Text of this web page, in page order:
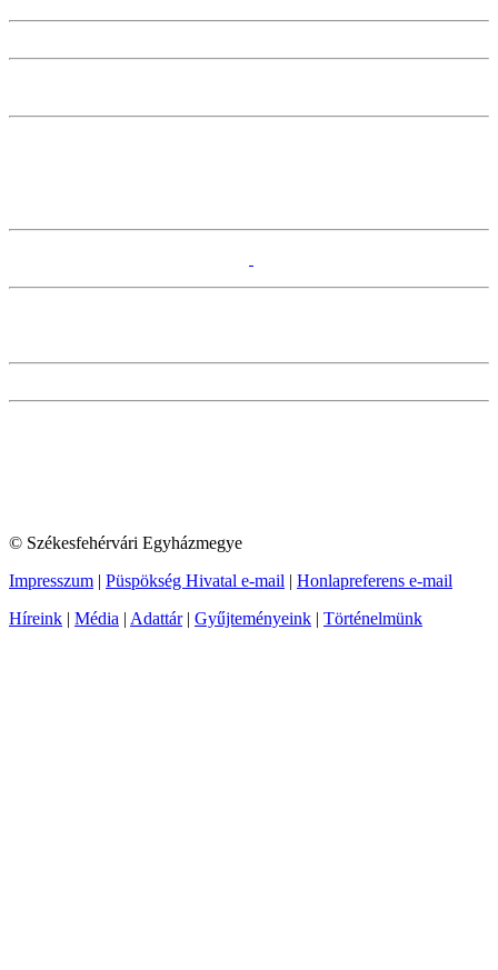
© Székesfehérvári Egyházmegye
Impresszum | Püspökség Hivatal e-mail | Honlapreferens e-mail
Híreink | Média | Adattár| Gyűjteményeink | Történelmünk